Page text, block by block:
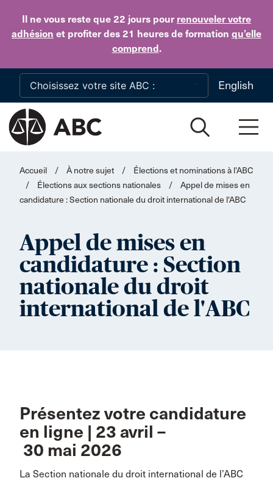
Il ne vous reste que 22 jours pour renouveler votre
adhésion et profiter des 21 heures de formation qu’elle
comprend.
Skip to main content
English
Accueil / À notre sujet /
Élections et nominations à l’ABC
/
Élections aux sections nationales /
Appel de mises en
candidature : Section nationale du droit international de l'ABC
Appel de mises en
candidature : Section
nationale du droit
international de l'ABC
Présentez votre candidature
en ligne | 23 avril –
30 mai 2026
La Section nationale du droit international de l’ABC